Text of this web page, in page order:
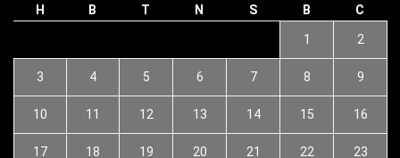
H B T N S B C
1 2
3 4 5 6 7 8 9
10 11 12 13 14 15 16
17 18 19 20 21 22 23